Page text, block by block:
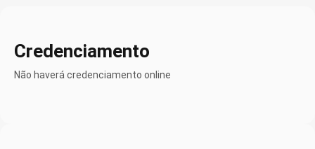
Credenciamento
Não haverá credenciamento online